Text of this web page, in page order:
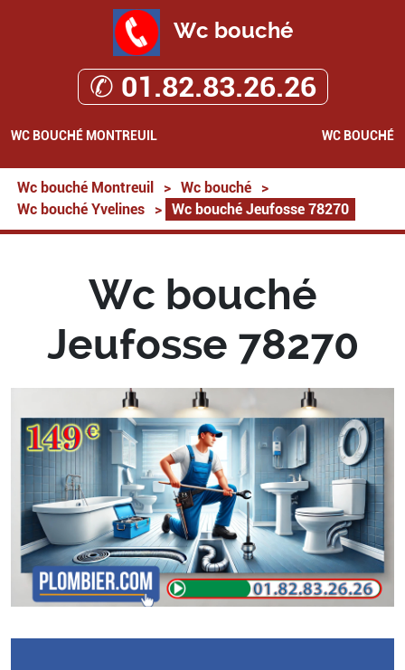
Wc bouché
✆ 01.82.83.26.26
WC BOUCHÉ MONTREUIL WC BOUCHÉ
Wc bouché Montreuil > Wc bouché
>
Wc bouché Yvelines
> Wc bouché Jeufosse 78270
Wc bouché
Jeufosse 78270